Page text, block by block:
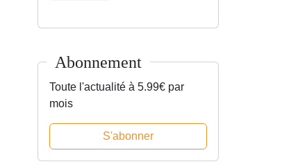
Abonnement
Toute l'actualité à 5.99€ par
mois
S'abonner